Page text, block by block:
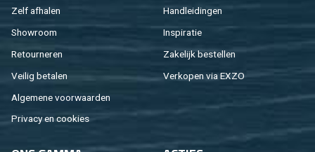
Zelf af­ha­len
Show­room
Re­tour­ne­ren
Vei­lig be­ta­len
Al­ge­me­ne voor­waar­den
Pri­va­cy en coo­kies
Hand­lei­din­gen
In­spi­ra­tie
Za­ke­lijk be­stel­len
Ver­ko­pen via EXZO